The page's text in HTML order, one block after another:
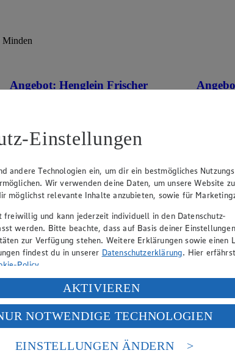
Minden
Angebot: Henglein Frischer
1.11
-60%
Rabattierter Preis von 1.11€ (Insgesamt
auf Backpapier, schmeckt wie selbstgemacht,
550g Packung, (1kg = 2,02)
500g
Einstellungen
andere Technologien ein, um dir ein bestmögliches
Wir verwenden deine Daten, um unsere Website zu
möglichst relevante Inhalte anzubieten, sowie für
freiwillig und kann jederzeit individuell in den Datenschutz-
werden. Bitte beachte, dass auf Basis deiner
zur Verfügung stehen. Weitere Erklärungen sowie einen
findest du in unserer Datenschutzerklärung. Hier
Policy.
Daten in den USA durch Facebook und
klickst, willigst du im Sinne des Art. 49 Abs. 1 Satz 1 lit.
in den USA verarbeitet werden. Der EuGH sieht die USA als
Standards nicht angemessenen Datenschutzniveau an. Es
US-amerikanische Behörden.
AKTIVIEREN
NOTWENDIGE TECHNOLOGIEN
EINSTELLUNGEN ÄNDERN